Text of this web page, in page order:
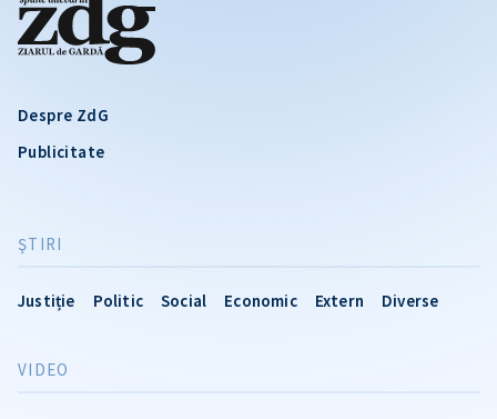
Despre ZdG
Publicitate
ŞTIRI
Justiție Politic Social Economic Extern Diverse
VIDEO